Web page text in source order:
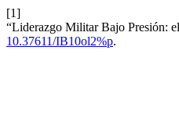
[1]
“Liderazgo Militar Bajo Presión:
10.37611/IB10ol2%p.